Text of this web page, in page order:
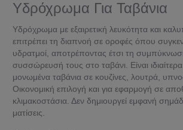
Υδρόχρωμα Για Ταβάνια
Υδρόχρωμα με εξαιρετική λευκότητα και
επιτρέπει τη διαπνοή σε οροφές όπου
υδρατμοί, αποτρέποντας έτσι τη
συσσώρευσή τους στο ταβάνι. Είναι
μονωμένα ταβάνια σε κουζίνες, λουτρά,
Οικονομική επιλογή και για εφαρμογή σε
κλιμακοστάσια. Δεν δημιουργεί εμφανή
ματίσεις.